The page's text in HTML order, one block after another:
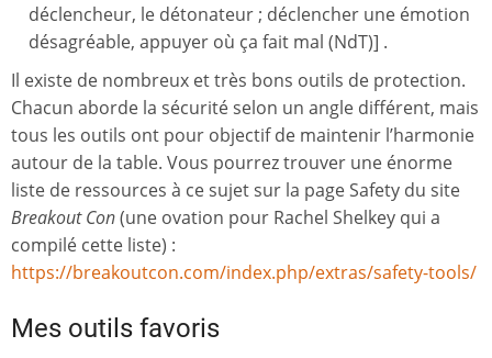
déclencheur, le détonateur ; déclencher une émotion
désagréable, appuyer où ça fait mal (NdT)] .
Il existe de nombreux et très bons outils de protection.
Chacun aborde la sécurité selon un angle différent, mais
tous les outils ont pour objectif de maintenir l’harmonie
autour de la table. Vous pourrez trouver une énorme
liste de ressources à ce sujet sur la page Safety du site
Breakout Con(une ovation pour Rachel Shelkey qui a
compilé cette liste) :
https://breakoutcon.com/index.php/extras/safety-tools/
Mes outils favoris